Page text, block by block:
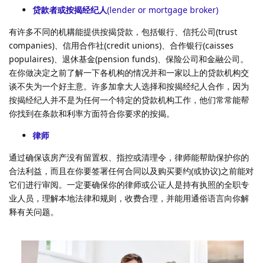
贷款者或按揭经纪人(lender or mortgage broker)
有许多不同的机耩能提供按揭贷款，包括银行、信托公司(trust
companies)、信用合作社(credit unions)、合作银行(caisses
populaires)、退休基金(pension funds)、保险公司和金融公司。
在你做决定之前了解一下各机构的情况并和一家以上的贷款机构交
谈不失为一个好主意。许多加拿大人选择和按揭经纪人合作，因为
按揭经纪人并不是为任何一个特定的贷款机构工作，他们常常能帮
你找到在条款和利率方面符合你要求的按揭。
律师
通过确保该房产没有留置权、指控或清理令，律师能帮助保护你的
合法利益，而且在你要签署任何合同以及购买要约(或协议)之前能对
它们进行审阅。一定要确保你的律师或公证人是持有执照的全职专
业人员，理解本地法律和规则，收费合理，并能用通俗语言向你解
释有关问题。